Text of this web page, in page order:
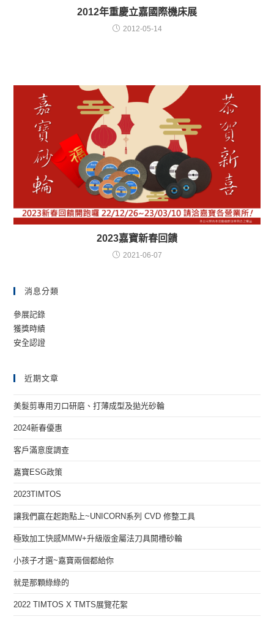
2012年重慶立嘉國際機床展
2012-05-14
2023嘉寶新春回饋
2021-06-07
消息分類
參展記錄
獲獎時績
安全認證
近期文章
美髮剪專用刃口研磨、打薄成型及拋光砂輪
2024新春優惠
客戶滿意度調查
嘉寶ESG政策
2023TIMTOS
讓我們贏在起跑點上~UNICORN系列 CVD 修整工具
極致加工快感MMW+升級版金屬法刀具開槽砂輪
小孩子才選~嘉寶兩個都給你
就是那顆綠綠的
2022 TIMTOS X TMTS展覽花絮